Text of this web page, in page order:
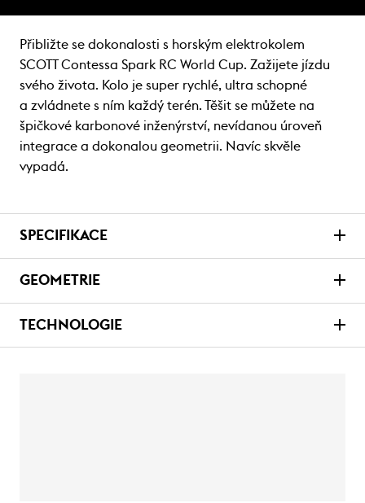
Přibližte se dokonalosti s horským elektrokolem
SCOTT Contessa Spark RC World Cup. Zažijete jízdu
svého života. Kolo je super rychlé, ultra schopné
a zvládnete s ním každý terén. Těšit se můžete na
špičkové karbonové inženýrství, nevídanou úroveň
integrace a dokonalou geometrii. Navíc skvěle
vypadá.
SPECIFIKACE
GEOMETRIE
TECHNOLOGIE